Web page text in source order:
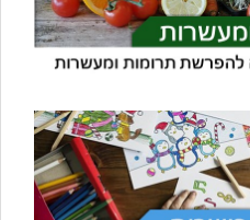
וקטניות